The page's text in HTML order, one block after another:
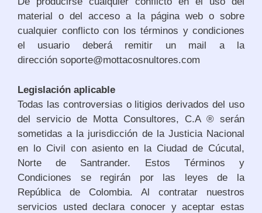
material o del acceso a la página web o sobre
cualquier conflicto con los términos y condiciones
el usuario deberá remitir un mail a la
dirección soporte@mottacosnultores.com
Legislación aplicable
Todas las controversias o litigios derivados del uso
del servicio de Motta Consultores, C.A ® serán
sometidas a la jurisdicción de la Justicia Nacional
en lo Civil con asiento en la Ciudad de Cúcutal,
Norte de Santrander. Estos Términos y
Condiciones se regirán por las leyes de la
República de Colombia. Al contratar nuestros
servicios usted declara conocer y aceptar estas